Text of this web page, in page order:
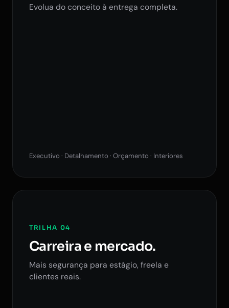
Evolua do conceito à entrega completa.
Executivo · Detalhamento · Orçamento · Interiores
TRILHA 04
Carreira e mercado.
Mais segurança para estágio, freela e
clientes reais.